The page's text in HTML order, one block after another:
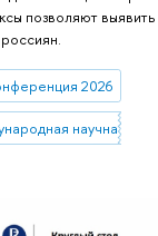
позволяют
2026
научная